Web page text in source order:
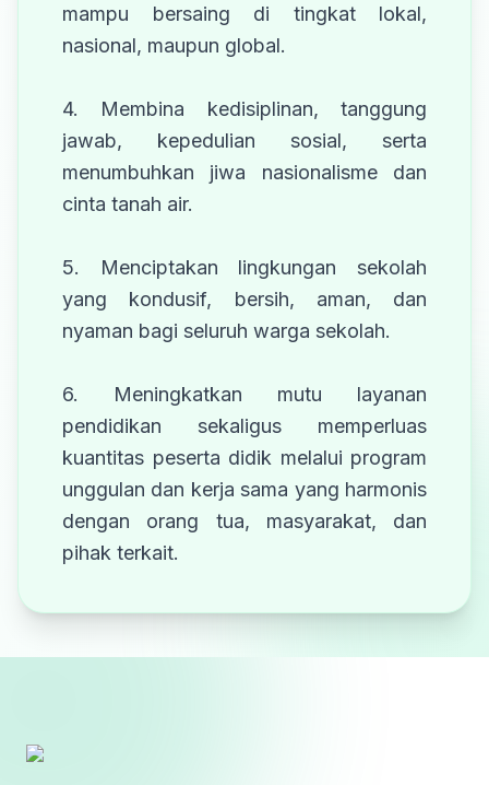
mampu bersaing di tingkat lokal,
nasional, maupun global.
4. Membina kedisiplinan, tanggung
jawab, kepedulian sosial, serta
menumbuhkan jiwa nasionalisme dan
cinta tanah air.
5. Menciptakan lingkungan sekolah
yang kondusif, bersih, aman, dan
nyaman bagi seluruh warga sekolah.
6. Meningkatkan mutu layanan
pendidikan sekaligus memperluas
kuantitas peserta didik melalui program
unggulan dan kerja sama yang harmonis
dengan orang tua, masyarakat, dan
pihak terkait.